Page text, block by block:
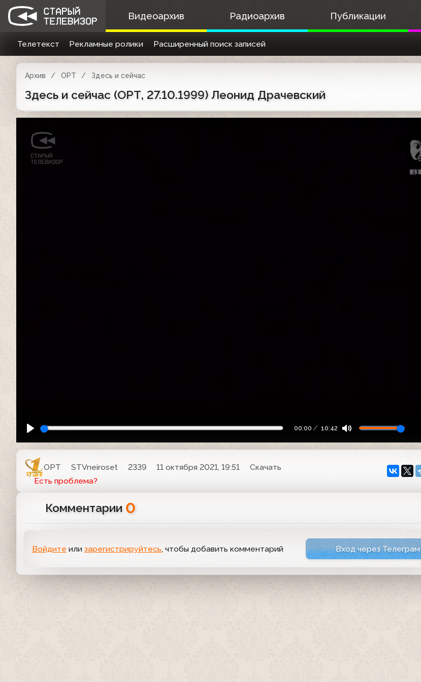
Видеоархив Радиоархив Публикации
Телетекст Рекламные ролики Расширенный поиск записей
Архив ОРТ Здесь и сейчас
Здесь и сейчас (ОРТ, 27.10.1999) Леонид Драчевский
00:00 10:42
ОРТ STVneiroset 2339 11 октября 2021, 19:51
Скачать
Есть проблема?
Комментарии 0
Войдите или зарегистрируйтесь, чтобы добавить комментарий Вход через Телеграм